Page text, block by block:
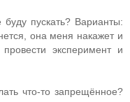
пускать? Варианты:
она меня накажет и
эксперимент и
что-то запрещённое?